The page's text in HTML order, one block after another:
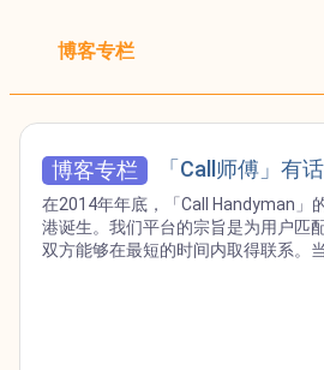
博客专栏
博客专栏 「Call师傅」有
在2014年年底，「Call Handyman」
港诞生。我们平台的宗旨是为用户匹
双方能够在最短的时间内取得联系。